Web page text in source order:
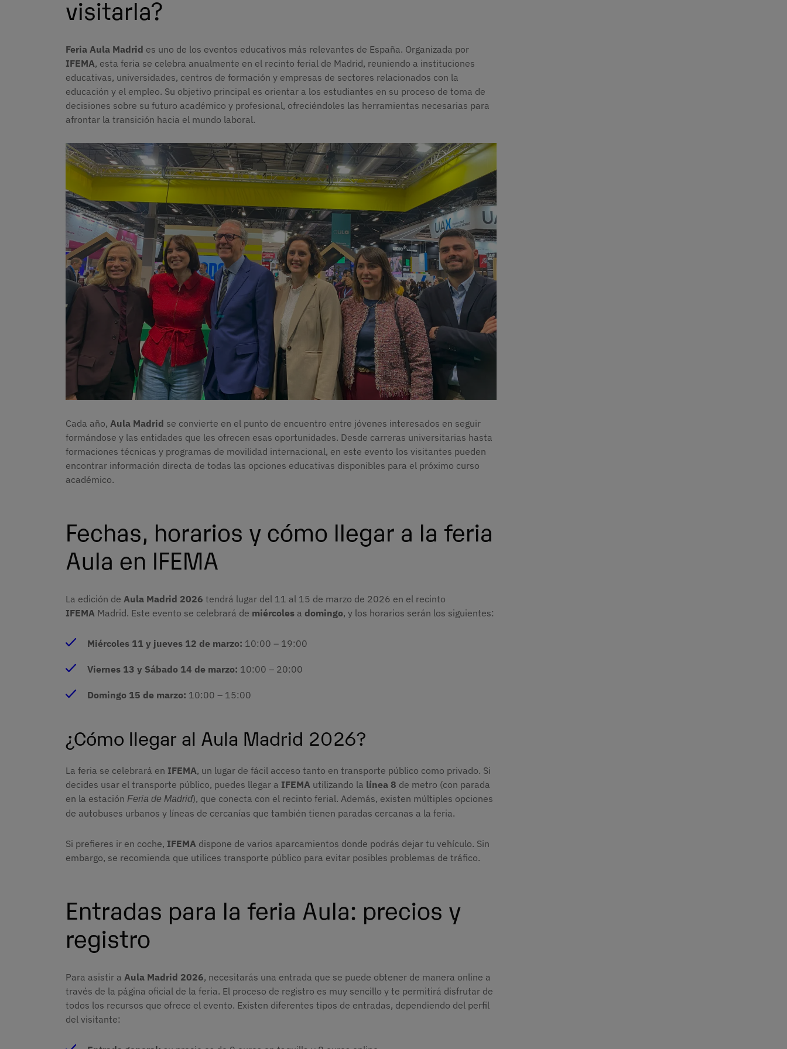
visitarla?
Feria Aula Madrid es uno de los eventos educativos más relevantes de España. Organizada por
IFEMA, esta feria se celebra anualmente en el recinto ferial de Madrid, reuniendo a instituciones
educativas, universidades, centros de formación y empresas de sectores relacionados con la
educación y el empleo. Su objetivo principal es orientar a los estudiantes en su proceso de toma de
decisiones sobre su futuro académico y profesional, ofreciéndoles las herramientas necesarias para
afrontar la transición hacia el mundo laboral.
Cada año, Aula Madrid se convierte en el punto de encuentro entre jóvenes interesados en seguir
formándose y las entidades que les ofrecen esas oportunidades. Desde carreras universitarias hasta
formaciones técnicas y programas de movilidad internacional, en este evento los visitantes pueden
encontrar información directa de todas las opciones educativas disponibles para el próximo curso
académico.
Fechas, horarios y cómo llegar a la feria
Aula en IFEMA
La edición de Aula Madrid 2026 tendrá lugar del 11 al 15 de marzo de 2026 en el recinto
IFEMA Madrid. Este evento se celebrará de miércoles a domingo, y los horarios serán los siguientes:
Miércoles 11 y jueves 12 de marzo: 10:00 – 19:00
Viernes 13 y Sábado 14 de marzo: 10:00 – 20:00
Domingo 15 de marzo: 10:00 – 15:00
¿Cómo llegar al Aula Madrid 2026?
La feria se celebrará en IFEMA, un lugar de fácil acceso tanto en transporte público como privado. Si
decides usar el transporte público, puedes llegar a IFEMA utilizando la línea 8 de metro (con parada
en la estación Feria de Madrid), que conecta con el recinto ferial. Además, existen múltiples opciones
de autobuses urbanos y líneas de cercanías que también tienen paradas cercanas a la feria.
Si prefieres ir en coche, IFEMA dispone de varios aparcamientos donde podrás dejar tu vehículo. Sin
embargo, se recomienda que utilices transporte público para evitar posibles problemas de tráfico.
Entradas para la feria Aula: precios y
registro
Para asistir a Aula Madrid 2026, necesitarás una entrada que se puede obtener de manera online a
través de la página oficial de la feria. El proceso de registro es muy sencillo y te permitirá disfrutar de
todos los recursos que ofrece el evento. Existen diferentes tipos de entradas, dependiendo del perfil
del visitante: